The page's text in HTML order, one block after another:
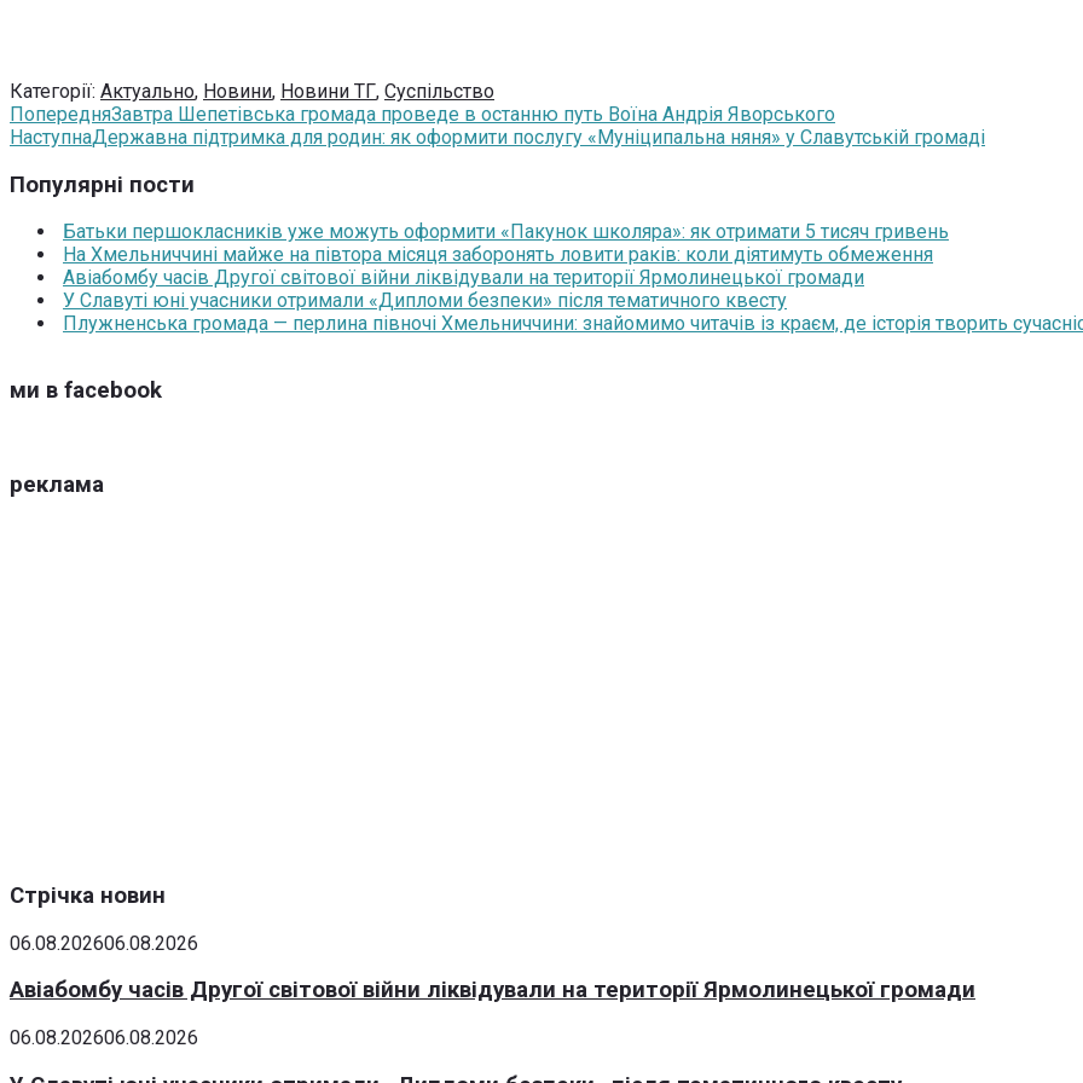
Категорії: Актуально, Новини, Новини ТГ, Суспільство
ПопередняЗавтра Шепетівська громада проведе в останню путь Воїна Андрія Яворського
НаступнаДержавна підтримка для родин: як оформити послугу «Муніципальна няня» у Славутській громаді
Популярні пости
Батьки першокласників уже можуть оформити «Пакунок школяра»: як отримати 5 тисяч гривень
На Хмельниччині майже на півтора місяця заборонять ловити раків: коли діятимуть обмеження
Авіабомбу часів Другої світової війни ліквідували на території Ярмолинецької громади
У Славуті юні учасники отримали «Дипломи безпеки» після тематичного квесту
Плужненська громада — перлина півночі Хмельниччини: знайомимо читачів із краєм, де історія творить
ми в facebook
реклама
Стрічка новин
06.08.202606.08.2026
Авіабомбу часів Другої світової війни ліквідували на території Ярмолинецької громади
06.08.202606.08.2026